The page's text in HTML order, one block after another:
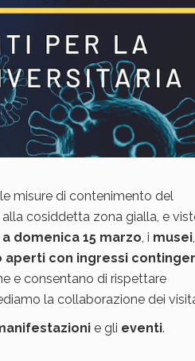
misure di contenimento del
cosiddetta zona gialla, e
domenica 15 marzo, i musei,
aperti con ingressi
e consentano di rispettare
la collaborazione dei
e gli eventi.